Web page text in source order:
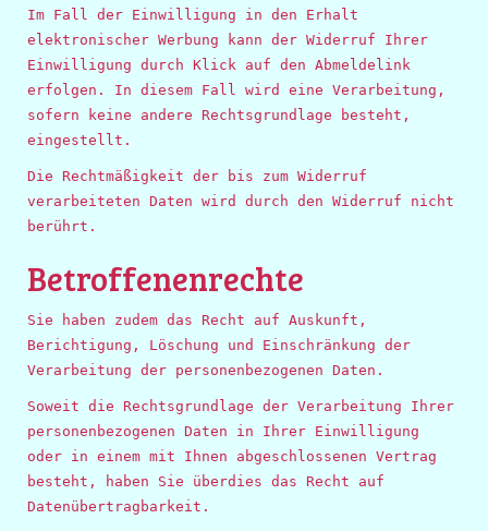
Im Fall der Einwilligung in den Erhalt
elektronischer Werbung kann der Widerruf Ihrer
Einwilligung durch Klick auf den Abmeldelink
erfolgen. In diesem Fall wird eine Verarbeitung,
sofern keine andere Rechtsgrundlage besteht,
eingestellt.
Die Rechtmäßigkeit der bis zum Widerruf
verarbeiteten Daten wird durch den Widerruf nicht
berührt.
Betroffenenrechte
Sie haben zudem das Recht auf Auskunft,
Berichtigung, Löschung und Einschränkung der
Verarbeitung der personenbezogenen Daten.
Soweit die Rechtsgrundlage der Verarbeitung Ihrer
personenbezogenen Daten in Ihrer Einwilligung
oder in einem mit Ihnen abgeschlossenen Vertrag
besteht, haben Sie überdies das Recht auf
Datenübertragbarkeit.